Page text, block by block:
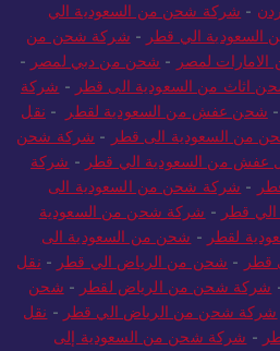
- شركة شحن من السعودية الي
الي قطر - شركة شحن من
لمصر - شحن من دبي لمصر -
اثاث من السعودية الى قطر - شركة
- شحن عفش من السعودية لقطر - نقل
من السعودية الى قطر - شركة شحن
عفش من السعودية الي قطر - شركة
- شركة شحن من السعودية الى
قطر - شركة شحن من السعودية
لقطر - شحن من السعودية الى
قطر - شحن من الرياض الي قطر - نقل
شركة شحن من الرياض لقطر - شحن
شركة شحن من الرياض الي قطر - نقل
- شركة شحن من السعودية إلى